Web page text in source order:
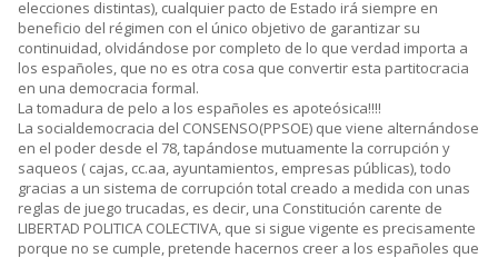
elecciones distintas), cualquier pacto de Estado irá siempre en
beneficio del régimen con el único objetivo de garantizar su
continuidad, olvidándose por completo de lo que verdad importa a
los españoles, que no es otra cosa que convertir esta partitocracia
en una democracia formal.
La tomadura de pelo a los españoles es apoteósica!!!!
La socialdemocracia del CONSENSO(PPSOE) que viene alternándose
en el poder desde el 78, tapándose mutuamente la corrupción y
saqueos ( cajas, cc.aa, ayuntamientos, empresas públicas), todo
gracias a un sistema de corrupción total creado a medida con unas
reglas de juego trucadas, es decir, una Constitución carente de
LIBERTAD POLITICA COLECTIVA, que si sigue vigente es precisamente
porque no se cumple, pretende hacernos creer a los españoles que